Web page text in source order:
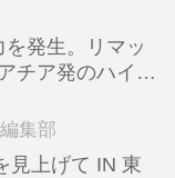
発生。リマッ
チア発のハイパ
集部
見上げて IN 東